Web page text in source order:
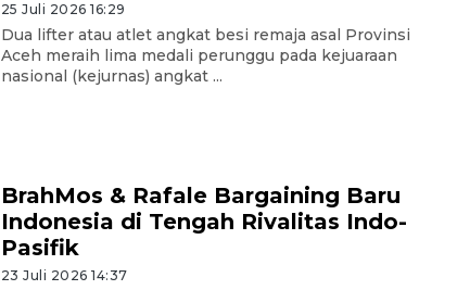
25 Juli 2026 16:29
Dua lifter atau atlet angkat besi remaja asal Provinsi
Aceh meraih lima medali perunggu pada kejuaraan
nasional (kejurnas) angkat ...
BrahMos & Rafale Bargaining Baru
Indonesia di Tengah Rivalitas Indo-
Pasifik
23 Juli 2026 14:37